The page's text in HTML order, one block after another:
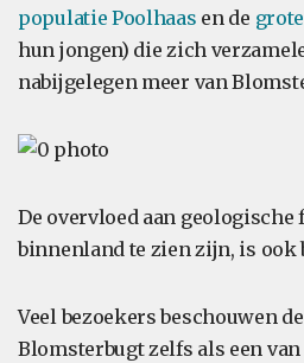
populatie Poolhaas en de
hun jongen) die zich
nabijgelegen meer van
De overvloed aan
binnenland te zien zijn, is ook
Veel bezoekers beschouwen
Blomsterbugt zelfs als een van